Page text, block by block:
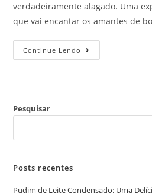
verdadeiramente alagado. Uma
que vai encantar os amantes de
Continue Lendo
Pesquisar
Posts recentes
Pudim de Leite Condensado: Uma